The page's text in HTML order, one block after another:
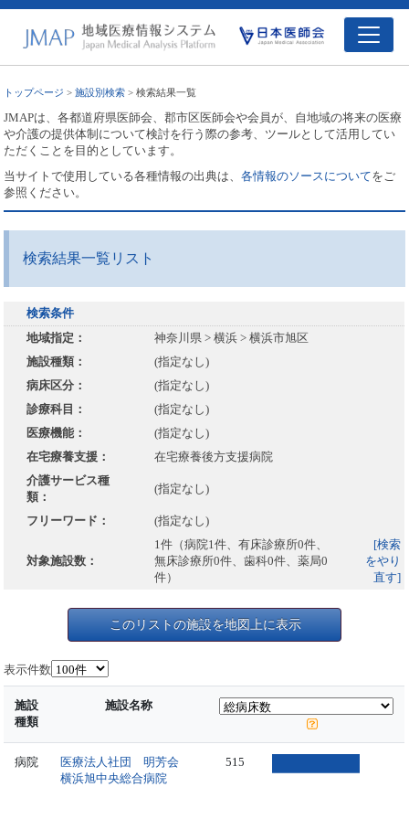
トップページ >施設別検索 > 検索結果一覧
JMAPは、各都道府県医師会、郡市区医師会や会員が、自地域の将来の医療
や介護の提供体制について検討を行う際の参考、ツールとして活用してい
ただくことを目的としています。
当サイトで使用している各種情報の出典は、各情報のソースについてをご
参照ください。
検索結果一覧リスト
検索条件
地域指定：
神奈川県 > 横浜 > 横浜市旭区
施設種類：
(指定なし)
病床区分：
(指定なし)
診療科目：
(指定なし)
医療機能：
(指定なし)
在宅療養支援：
在宅療養後方支援病院
介護サービス種
類：
(指定なし)
フリーワード： (指定なし)
対象施設数：
1件（病院1件、有床診療所0件、
無床診療所0件、歯科0件、薬局0
件）
[検索
をやり
直す]
このリストの施設を地図上に表示
表示件数
施設
種類
施設名称
病院
医療法人社団 明芳会
横浜旭中央総合病院
515